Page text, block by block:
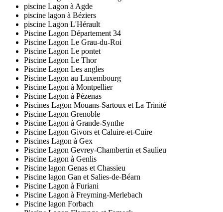
piscine Lagon à Agde
piscine lagon à Béziers
piscine Lagon L'Hérault
Piscine Lagon Département 34
Piscine Lagon Le Grau-du-Roi
Piscine Lagon Le pontet
Piscine Lagon Le Thor
Piscine Lagon Les angles
Piscine Lagon au Luxembourg
Piscine Lagon à Montpellier
Piscine Lagon à Pézenas
Piscines Lagon Mouans-Sartoux et La Trinité
Piscine Lagon Grenoble
Piscine Lagon à Grande-Synthe
Piscine Lagon Givors et Caluire-et-Cuire
Piscines Lagon à Gex
Piscine Lagon Gevrey-Chambertin et Saulieu
Piscine Lagon à Genlis
Piscine lagon Genas et Chassieu
Piscine lagon Gan et Salies-de-Béarn
Piscine Lagon à Furiani
Piscine Lagon à Freyming-Merlebach
Piscine lagon Forbach